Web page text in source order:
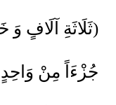
(ثَلَاثَةِ آلَافٍ
جُزْءَاً مِنْ وَاحِدٍ